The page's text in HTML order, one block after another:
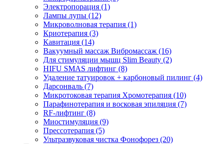
Электропорация (1)
Лампы лупы (12)
Микроволновая терапия (1)
Криотерапия (3)
Кавитация (14)
Вакуумный массаж Вибромассаж (16)
Для стимуляции мышц Slim Beauty (2)
HIFU SMAS лифтинг (8)
Удаление татуировок + карбоновый пилинг (4)
Дарсонваль (7)
Микротоковая терапия Хромотерапия (10)
Парафинотерапия и восковая эпиляция (7)
RF-лифтинг (8)
Миостимуляция (9)
Прессотерапия (5)
Ультразвуковая чистка Фонофорез (20)